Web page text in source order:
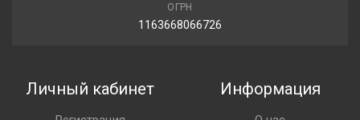
ОГРН
1163668066726
Личный кабинет Информация